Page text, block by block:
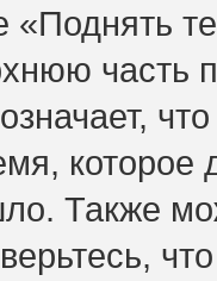
«Поднять
часть
которое
Также